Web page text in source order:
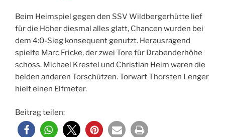
Beim Heimspiel gegen den SSV Wildbergerhütte lief
für die Höher diesmal alles glatt, Chancen wurden bei
dem 4:0-Sieg konsequent genutzt. Herausragend
spielte Marc Fricke, der zwei Tore für Drabenderhöhe
schoss. Michael Krestel und Christian Heim waren die
beiden anderen Torschützen. Torwart Thorsten Lenger
hielt einen Elfmeter.
Beitrag teilen: